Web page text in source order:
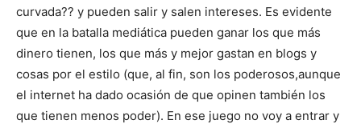
curvada?? y pueden salir y salen intereses. Es evidente
que en la batalla mediática pueden ganar los que más
dinero tienen, los que más y mejor gastan en blogs y
cosas por el estilo (que, al fin, son los poderosos,aunque
el internet ha dado ocasión de que opinen también los
que tienen menos poder). En ese juego no voy a entrar y